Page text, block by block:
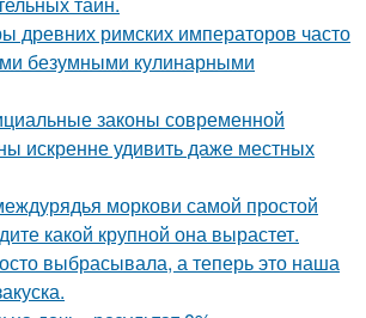
древних римских императоров часто
безумными кулинарными
законы современной
искренне удивить даже местных
моркови самой простой
какой крупной она вырастет.
выбрасывала, а теперь это наша